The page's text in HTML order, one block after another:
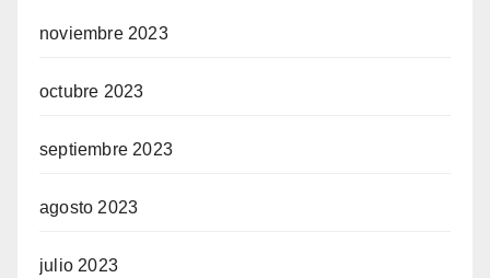
noviembre 2023
octubre 2023
septiembre 2023
agosto 2023
julio 2023